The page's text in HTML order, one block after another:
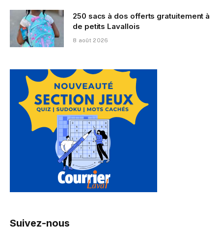
250 sacs à dos offerts gratuitement à
de petits Lavallois
8 août 2026
Suivez-nous